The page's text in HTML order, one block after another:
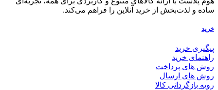
ساده و لذت‌بخش از خرید آنلاین را فراهم می‌کند.
خرید
پیگیری خرید
راهنمای خرید
روش های پرداخت
روش های ارسال
رویه بازگردانی کالا